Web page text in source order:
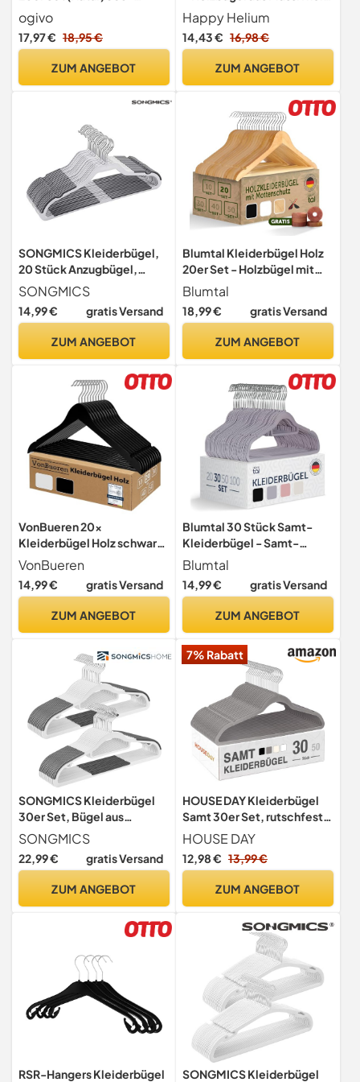
drehbarer Haken
ogivo
17,97 € 18,95 €
ZUM ANGEBOT
mit Hosensteg, Kerben &
360° Haken für Anzüge,
Hemden & Jacken
Happy Helium
14,43 € 16,98 €
ZUM ANGEBOT
SONGMICS Kleiderbügel,
20 Stück Anzugbügel,
flache Bügel mit 360°
Drehhaken, doppelter Anti-
Rutsch-Schutz,
Shirts, Mäntel, Kleidung,
SONGMICS
14,99 € gratis Versand
ZUM ANGEBOT
Blumtal Kleiderbügel Holz
20er Set - Holzbügel mit
360° drehbarem
Metallhaken - Bügel aus
robustem Holz mit
Holzkleiderbügel mit Anti-
Einkerbungen - Hangers
Blumtal
18,99 € gratis Versand
ZUM ANGEBOT
VonBueren 20x
Kleiderbügel Holz schwarz,
Holzkleiderbügel,
Holzbügel, Bügel
VonBueren
14,99 € gratis Versand
ZUM ANGEBOT
Blumtal 30 Stück Samt-
Kleiderbügel - Samt-
Kleiderbügel, rutschfest,
um 360° drehbar,
platzsparend, hochwertig
Grau
Blumtal
14,99 € gratis Versand
ZUM ANGEBOT
SONGMICS Kleiderbügel
30er Set, Bügel aus
Kunststoff, rutschfest,
platzsparend, Dicke 0,5
cm, 42 cm lang, um 360°
weiß-dunkelgrau
SONGMICS
22,99 € gratis Versand
ZUM ANGEBOT
7% Rabatt
HOUSE DAY Kleiderbügel
Samt 30er Set, rutschfeste
Bügel, Dunkles Grau
HOUSE DAY
12,98 € 13,99 €
ZUM ANGEBOT
RSR-Hangers Kleiderbügel
SONGMICS Kleiderbügel